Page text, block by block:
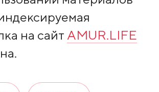
на сайт AMUR.LIFE